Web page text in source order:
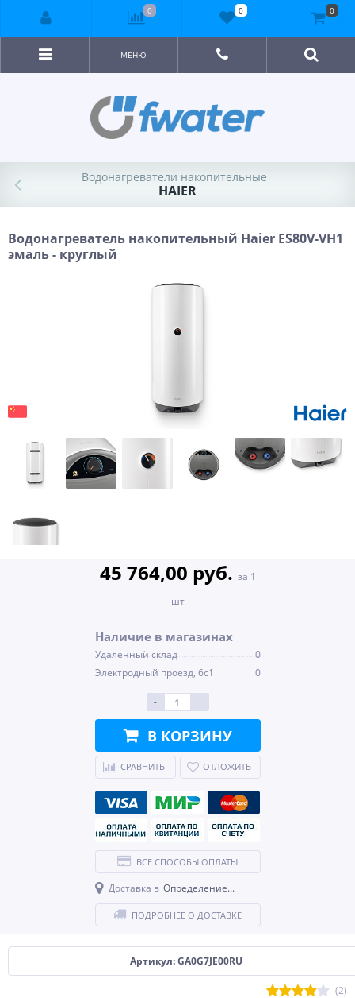
МЕНЮ
Водонагреватели накопительные
HAIER
Водонагреватель накопительный Haier ES80V-VH1
эмаль - круглый
Артикул: GA0G7JE00RU
(2)
45 764,00 руб. за 1
шт
Наличие в магазинах
Удаленный склад
0
Электродный проезд, 6с1
0
- +
В КОРЗИНУ
СРАВНИТЬ ОТЛОЖИТЬ
ВСЕ СПОСОБЫ ОПЛАТЫ
Доставка в Определение...
ПОДРОБНЕЕ О ДОСТАВКЕ
0 0 0